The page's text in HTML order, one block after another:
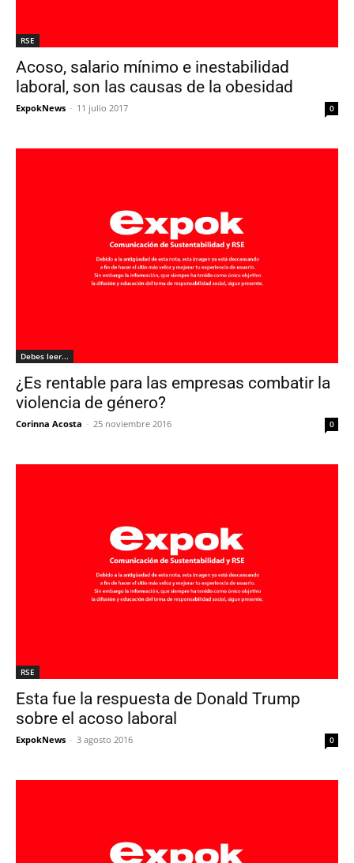
RSE
Acoso, salario mínimo e inestabilidad
laboral, son las causas de la obesidad
ExpokNews - 11 julio 2017 0
Debes leer...
¿Es rentable para las empresas combatir la
violencia de género?
Corinna Acosta - 25 noviembre 2016 0
RSE
Esta fue la respuesta de Donald Trump
sobre el acoso laboral
ExpokNews - 3 agosto 2016 0